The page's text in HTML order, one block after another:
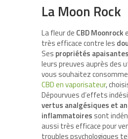
La Moon Rock
La fleur de CBDMoonrock
très efficace contre les
Ses propriétés apaisantes
leurs preuves auprès des
vous souhaitez
CBD en vaporisateur,
Dépourvues d’effets
vertus analgésiques et
inflammatoires sont
aussi très efficace pour
troubles psychologiques